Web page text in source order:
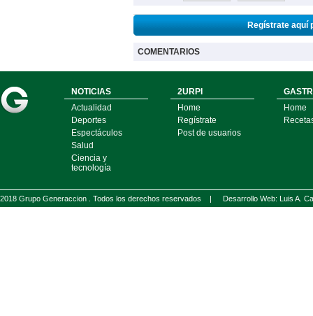
Regístrate aquí
COMENTARIOS
NOTICIAS
Actualidad
Deportes
Espectáculos
Salud
Ciencia y
tecnología
2URPI
Home
Regístrate
Post de usuarios
Home
2018 Grupo Generaccion . Todos los derechos reservados | Desarrollo Web: Luis